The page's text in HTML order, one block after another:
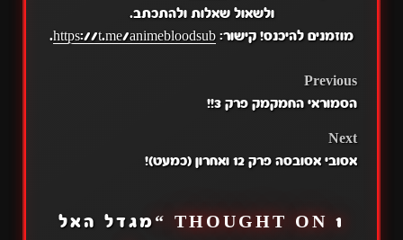
ולשאול שאלות ולהתכתב.
מוזמנים להיכנס! קישור: https://t.me/animebloodsub
.
POST
Previous
הסמוראי החמקמק פרק 3!!
Next
אסובי אסובסה פרק 12 ואחרון (כמעט)!
1 THOUGHT ON “
מגדל האל